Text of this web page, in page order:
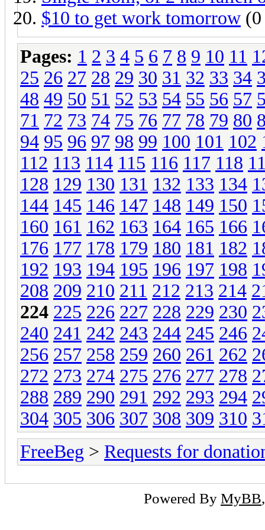
$10 to get work tomorrow
Pages: 1 2 3 4 5 6 7 8 9 10 11
25 26 27 28 29 30 31 32 33 34
48 49 50 51 52 53 54 55 56 57
71 72 73 74 75 76 77 78 79 80
94 95 96 97 98 99 100 101 102
112 113 114 115 116 117 118
128 129 130 131 132 133 134
144 145 146 147 148 149 150
160 161 162 163 164 165 166
176 177 178 179 180 181 182
192 193 194 195 196 197 198
208 209 210 211 212 213 214
224 225 226 227 228 229 230
240 241 242 243 244 245 246
256 257 258 259 260 261 262
272 273 274 275 276 277 278
288 289 290 291 292 293 294
304 305 306 307 308 309 310
FreeBeg > Requests for
Powered By MyBB